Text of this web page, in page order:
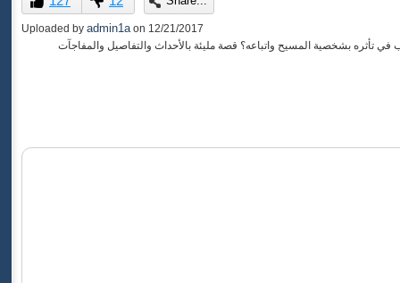
of
0
seconds
Uploaded by admin1a on 12/21/2017
تأثره بشخصية المسيح واتباعه؟ قصة مليئة بالأحداث والتفاصيل والمفاجآت